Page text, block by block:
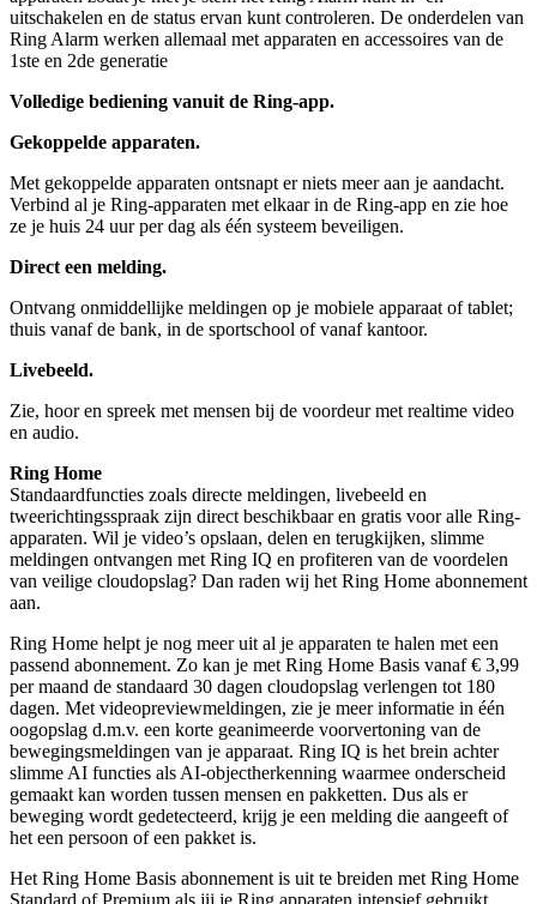
uitschakelen en de status ervan kunt controleren. De onderdelen van
Ring Alarm werken allemaal met apparaten en accessoires van de
1ste en 2de generatie
Volledige bediening vanuit de Ring-app.
Gekoppelde apparaten.
Met gekoppelde apparaten ontsnapt er niets meer aan je aandacht.
Verbind al je Ring-apparaten met elkaar in de Ring-app en zie hoe
ze je huis 24 uur per dag als één systeem beveiligen.
Direct een melding.
Ontvang onmiddellijke meldingen op je mobiele apparaat of tablet;
thuis vanaf de bank, in de sportschool of vanaf kantoor.
Livebeeld.
Zie, hoor en spreek met mensen bij de voordeur met realtime video
en audio.
Ring Home
Standaardfuncties zoals directe meldingen, livebeeld en
tweerichtingsspraak zijn direct beschikbaar en gratis voor alle Ring-
apparaten. Wil je video’s opslaan, delen en terugkijken, slimme
meldingen ontvangen met Ring IQ en profiteren van de voordelen
van veilige cloudopslag? Dan raden wij het Ring Home abonnement
aan.
Ring Home helpt je nog meer uit al je apparaten te halen met een
passend abonnement. Zo kan je met Ring Home Basis vanaf € 3,99
per maand de standaard 30 dagen cloudopslag verlengen tot 180
dagen. Met videopreviewmeldingen, zie je meer informatie in één
oogopslag d.m.v. een korte geanimeerde voorvertoning van de
bewegingsmeldingen van je apparaat. Ring IQ is het brein achter
slimme AI functies als AI-objectherkenning waarmee onderscheid
gemaakt kan worden tussen mensen en pakketten. Dus als er
beweging wordt gedetecteerd, krijg je een melding die aangeeft of
het een persoon of een pakket is.
Het Ring Home Basis abonnement is uit te breiden met Ring Home
Standard of Premium als jij je Ring apparaten intensief gebruikt.